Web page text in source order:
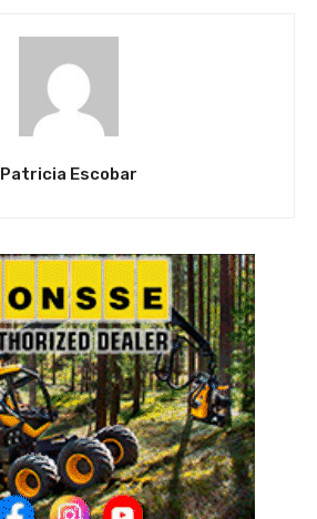
Patricia Escobar